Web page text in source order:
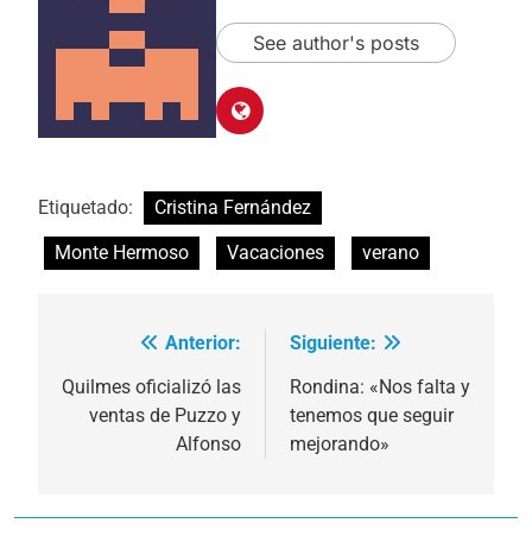
See author's posts
Etiquetado:
Cristina Fernández
Monte Hermoso
Vacaciones verano
Navegación
de
Anterior:
Quilmes oficializó las
ventas de Puzzo y
Alfonso
Siguiente:
Rondina: «Nos falta y
tenemos que seguir
mejorando»